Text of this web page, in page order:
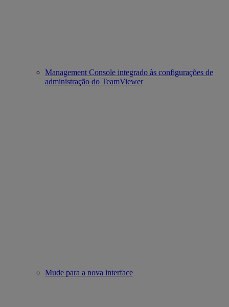
Management Console integrado às configurações de
administração do TeamViewer
Mude para a nova interface